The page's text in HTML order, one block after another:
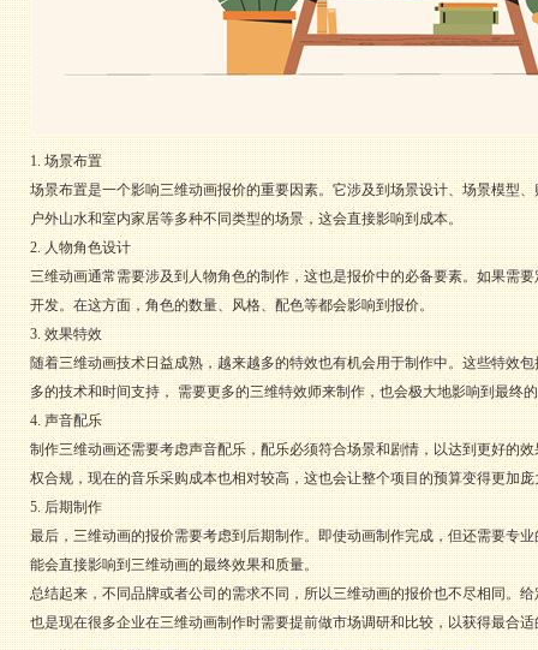
1. 场景布置
场景布置是一个影响三维动画报价的重要因素。它涉及到场景设计、场景模型
户外山水和室内家居等多种不同类型的场景，这会直接影响到成本。
2. 人物角色设计
三维动画通常需要涉及到人物角色的制作，这也是报价中的必备要素。如果需
开发。在这方面，角色的数量、风格、配色等都会影响到报价。
3. 效果特效
随着三维动画技术日益成熟，越来越多的特效也有机会用于制作中。这些特效
多的技术和时间支持， 需要更多的三维特效师来制作，也会极大地影响到最终
4. 声音配乐
制作三维动画还需要考虑声音配乐，配乐必须符合场景和剧情，以达到更好的
权合规，现在的音乐采购成本也相对较高，这也会让整个项目的预算变得更加庞
5. 后期制作
最后，三维动画的报价需要考虑到后期制作。即使动画制作完成，但还需要专
能会直接影响到三维动画的最终效果和质量。
总结起来，不同品牌或者公司的需求不同，所以三维动画的报价也不尽相同。
也是现在很多企业在三维动画制作时需要提前做市场调研和比较，以获得最合